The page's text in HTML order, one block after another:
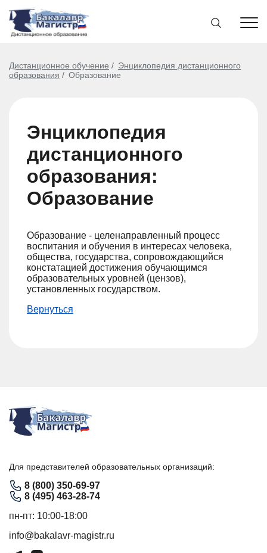
Дистанционное обучение
Энциклопедия дистанционного
образования
Образование
Энциклопедия
дистанционного
образования:
Образование
Образование - целенаправленный процесс
воспитания и обучения в интересах человека,
общества, государства, сопровождающийся
констатацией достижения обучающимся
образовательных уровней (цензов),
установленных государством.
Вернуться
Для представителей образовательных организаций:
8 (800) 350-69-97
8 (495) 463-28-74
пн-пт: 10:00-18:00
info@bakalavr-magistr.ru